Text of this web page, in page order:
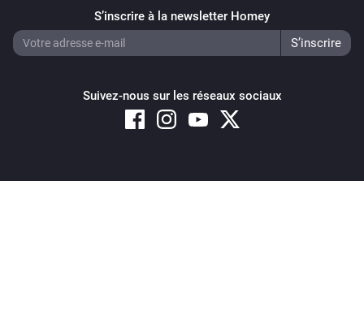
S’inscrire à la newsletter Homey
Suivez-nous sur les réseaux sociaux